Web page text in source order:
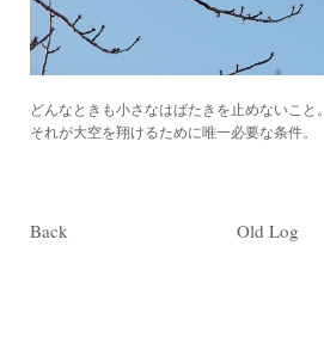
どんなときも小さなはばたきを止めないこと。
それが大空を翔けるために唯一必要な条件。
Back Old Log